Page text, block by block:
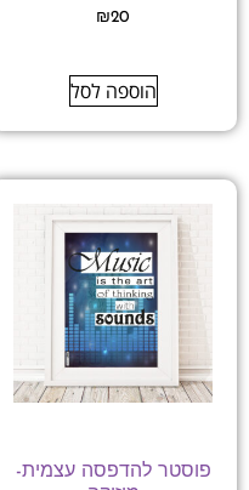
₪20
הוספה לסל
פוסטר להדפסה עצמית-